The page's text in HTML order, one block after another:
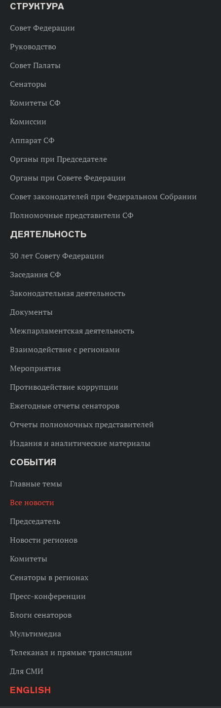
СТРУКТУРА
Совет Федерации
Руководство
Совет Палаты
Сенаторы
Комитеты СФ
Комиссии
Аппарат СФ
Органы при Председателе
Органы при Совете Федерации
Совет законодателей при Федеральном Собрании
Полномочные представители СФ
ДЕЯТЕЛЬНОСТЬ
30 лет Совету Федерации
Заседания СФ
Законодательная деятельность
Документы
Межпарламентская деятельность
Взаимодействие с регионами
Мероприятия
Противодействие коррупции
Ежегодные отчеты сенаторов
Отчеты полномочных представителей
Издания и аналитические материалы
СОБЫТИЯ
Главные темы
Все новости
Председатель
Новости регионов
Комитеты
Сенаторы в регионах
Пресс-конференции
Блоги сенаторов
Мультимедиа
Телеканал и прямые трансляции
Для СМИ
ENGLISH